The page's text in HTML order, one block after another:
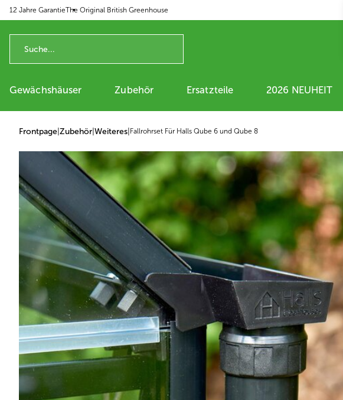
12 Jahre GarantieThe Original British Greenhouse
Gewächshäuser Zubehör Ersatzteile 2026 NEUHEIT
Frontpage Zubehör Weiteres Fallrohrset Für Halls Qube 6 und Qube 8